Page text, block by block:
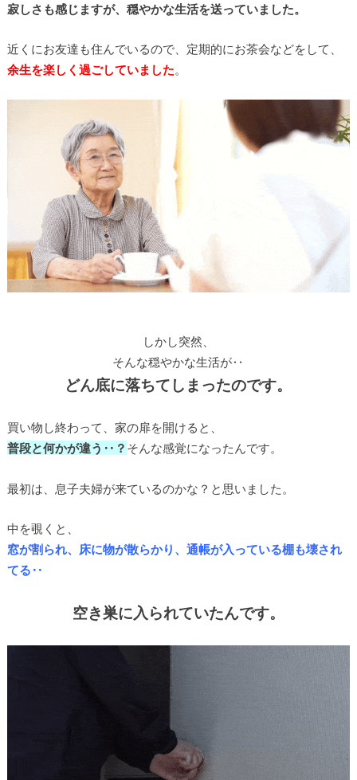
寂しさも感じますが、穏やかな生活を送っていました。
近くにお友達も住んでいるので、定期的にお茶会などをして、
余生を楽しく過ごしていました。
しかし突然、
そんな穏やかな生活が‥
どん底に落ちてしまったのです。
買い物し終わって、家の扉を開けると、
普段と何かが違う‥？ そんな感覚になったんです。
最初は、息子夫婦が来ているのかな？と思いました。
中を覗くと、
窓が割られ、床に物が散らかり、通帳が入っている棚も壊され
てる‥
空き巣に入られていたんです。